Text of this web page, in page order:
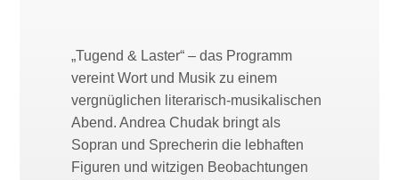
„Tugend & Laster“ – das Programm
vereint Wort und Musik zu einem
vergnüglichen literarisch-musikalischen
Abend. Andrea Chudak bringt als
Sopran und Sprecherin die lebhaften
Figuren und witzigen Beobachtungen